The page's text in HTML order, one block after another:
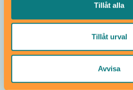
Tillåt alla
Tillåt urval
Avvisa